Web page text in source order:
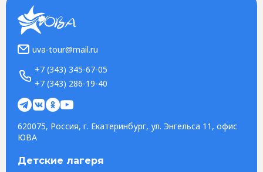
uva-tour@mail.ru
+7 (343) 345-67-05
+7 (343) 286-19-40
620075, Россия, г. Екатеринбург, ул. Энгельса 11, офис
ЮВА
Детские лагеря